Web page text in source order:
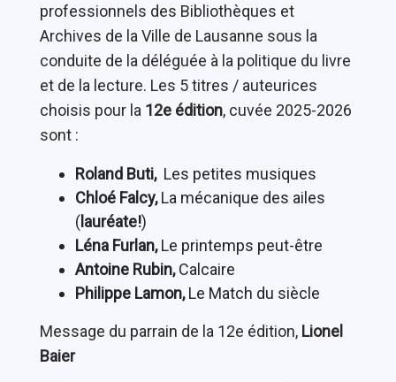
professionnels des Bibliothèques et
Archives de la Ville de Lausanne sous la
conduite de la déléguée à la politique du livre
et de la lecture. Les 5 titres / auteurices
choisis pour la 12e édition, cuvée 2025-2026
sont :
Roland Buti, Les petites musiques
Chloé Falcy,La mécanique des ailes
(lauréate!)
Léna Furlan,Le printemps peut-être
Antoine Rubin,Calcaire
Philippe Lamon,Le Match du siècle
Message du parrain de la 12e édition, Lionel
Baier